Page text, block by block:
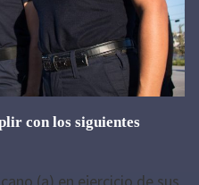
con los siguientes